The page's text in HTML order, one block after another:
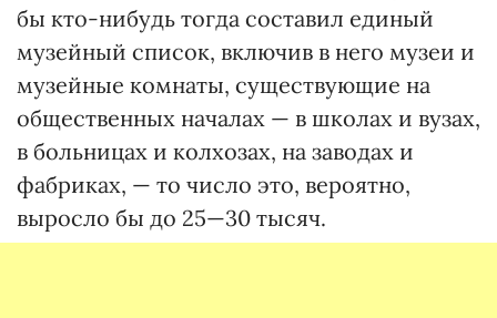
бы кто-нибудь тогда составил единый
музейный список, включив в него музеи и
музейные комнаты, существующие на
общественных началах — в школах и вузах,
в больницах и колхозах, на заводах и
фабриках, — то число это, вероятно,
выросло бы до 25—30 тысяч.